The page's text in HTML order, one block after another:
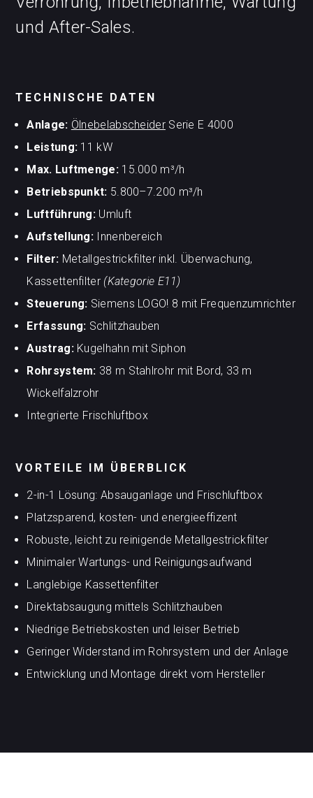
und After-Sales.
TECHNISCHE DATEN
Anlage: ÖlnebelabscheiderSerie E 4000
Leistung: 11 kW
Max. Luftmenge:15.000 m³/h
Betriebspunkt: 5.800–7.200 m³/h
Luftführung: Umluft
Aufstellung: Innenbereich
Filter: Metallgestrickfilter inkl. Überwachung,
Kassettenfilter (Kategorie E11)
Steuerung: Siemens LOGO! 8 mit Frequenzumrichter
Erfassung: Schlitzhauben
Austrag:Kugelhahn mit Siphon
Rohrsystem: 38 m Stahlrohr mit Bord, 33 m
Wickelfalzrohr
Integrierte Frischluftbox
VORTEILE IM ÜBERBLICK
2-in-1 Lösung: Absauganlage und Frischluftbox
Platzsparend, kosten- und energieeffizent
Robuste, leicht zu reinigende Metallgestrickfilter
Minimaler Wartungs- und Reinigungsaufwand
Langlebige Kassettenfilter
Direktabsaugung mittels Schlitzhauben
Niedrige Betriebskosten und leiser Betrieb
Geringer Widerstand im Rohrsystem und der Anlage
Entwicklung und Montage direkt vom Hersteller